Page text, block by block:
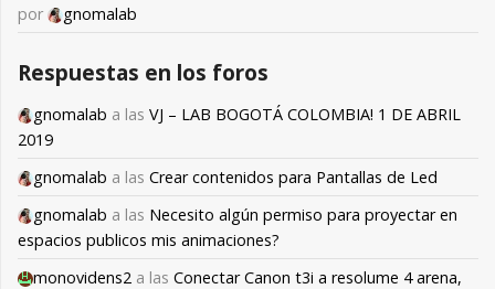
por
gnomalab
Respuestas en los foros
gnomalab a las VJ – LAB BOGOTÁ COLOMBIA! 1 DE ABRIL
2019
gnomalab a las Crear contenidos para Pantallas de Led
gnomalab a las Necesito algún permiso para proyectar en
espacios publicos mis animaciones?
monovidens2 a las Conectar Canon t3i a resolume 4 arena,